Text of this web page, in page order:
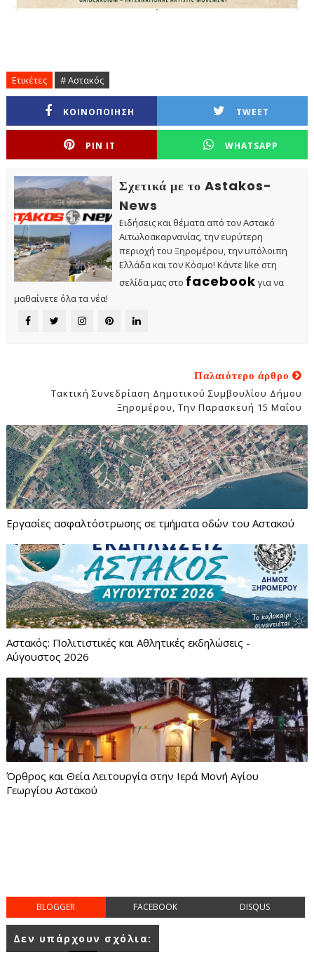
Ετικέτες # Αστακός
ΚΟΙΝΟΠΟΙΗΣΗ TWEET
PIN IT WHATSAPP
Σχετικά με το Astakos-
News
Ειδήσεις και θέματα από τον Αστακό
Αιτωλοακαρνανίας, την ευρύτερη
περιοχή του Ξηρομέρου, την υπόλοιπη
Ελλάδα και τον Κόσμο! Κάντε like στη
σελίδα μας στο facebook για να
μαθαίνετε όλα τα νέα!
Παλαιότερο άρθρο
Τακτική Συνεδρίαση Δημοτικού Συμβουλίου Δήμου
Ξηρομέρου, Την Παρασκευή 15 Μαΐου
Εργασίες ασφαλτόστρωσης σε τμήματα οδών του Αστακού
Αστακός: Πολιτιστικές και Αθλητικές εκδηλώσεις -
Αύγουστος 2026
Όρθρος και Θεία Λειτουργία στην Ιερά Μονή Αγίου
Γεωργίου Αστακού
BLOGGER FACEBOOK DISQUS
Δεν υπάρχουν σχόλια: